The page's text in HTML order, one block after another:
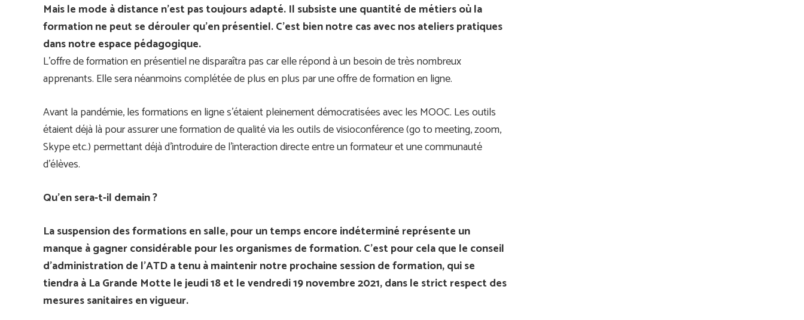
Mais le mode à distance n’est pas toujours adapté. Il subsiste une quantité de métiers où la
formation ne peut se dérouler qu’en présentiel. C’est bien notre cas avec nos ateliers pratiques
dans notre espace pédagogique.
L’offre de formation en présentiel ne disparaîtra pas car elle répond à un besoin de très nombreux
apprenants. Elle sera néanmoins complétée de plus en plus par une offre de formation en ligne.
Avant la pandémie, les formations en ligne s’étaient pleinement démocratisées avec les MOOC. Les outils
étaient déjà là pour assurer une formation de qualité via les outils de visioconférence (go to meeting, zoom,
Skype etc.) permettant déjà d’introduire de l’interaction directe entre un formateur et une communauté
d’élèves.
Qu’en sera-t-il demain ?
La suspension des formations en salle, pour un temps encore indéterminé représente un
manque à gagner considérable pour les organismes de formation. C’est pour cela que le conseil
d’administration de l’ATD a tenu à maintenir notre prochaine session de formation, qui se
tiendra à La Grande Motte le jeudi 18 et le vendredi 19 novembre 2021, dans le strict respect des
mesures sanitaires en vigueur.